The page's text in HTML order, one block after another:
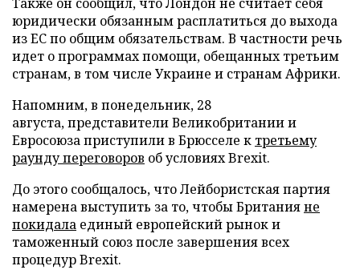
юридически обязанным расплатиться до выхода
из ЕС по общим обязательствам. В частности речь
идет о программах помощи, обещанных третьим
странам, в том числе Украине и странам Африки.
Напомним, в понедельник, 28
августа, представители Великобритании и
Евросоюза приступили в Брюсселе к третьему
раунду переговоров об условиях Brexit.
До этого сообщалось, что Лейбористская партия
намерена выступить за то, чтобы Британияне
покидала единый европейский рынок и
таможенный союз после завершения всех
процедур Brexit.